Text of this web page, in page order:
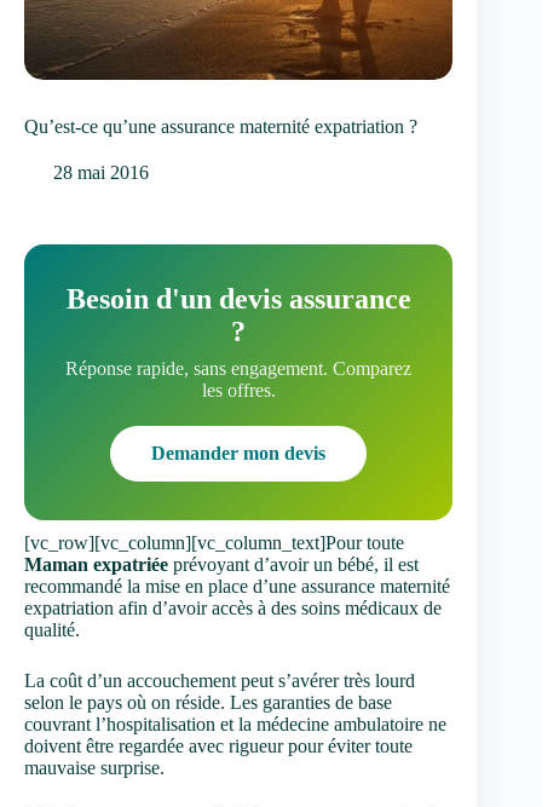
Qu’est-ce qu’une assurance maternité expatriation ?
28 mai 2016
Besoin d'un devis assurance
?
Réponse rapide, sans engagement. Comparez
les offres.
Demander mon devis
[vc_row][vc_column][vc_column_text]Pour toute
Maman expatriée prévoyant d’avoir un bébé, il est
recommandé la mise en place d’une assurance maternité
expatriation afin d’avoir accès à des soins médicaux de
qualité.
La coût d’un accouchement peut s’avérer très lourd
selon le pays où on réside. Les garanties de base
couvrant l’hospitalisation et la médecine ambulatoire ne
doivent être regardée avec rigueur pour éviter toute
mauvaise surprise.